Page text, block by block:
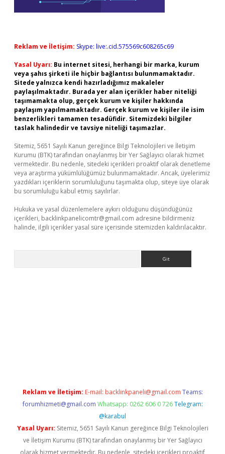
Reklam ve İletişim: Skype: live:.cid.575569c608265c69
Yasal Uyarı: Bu internet sitesi, herhangi bir marka, kurum
veya şahıs şirketi ile hiçbir bağlantısı bulunmamaktadır.
Sitede yalnızca kendi hazırladığımız makaleler
paylaşılmaktadır. Burada yer alan içerikler haber niteliği
taşımamakta olup, gerçek kurum ve kişiler hakkında
paylaşım yapılmamaktadır. Gerçek kurum ve kişiler ile isim
benzerlikleri tamamen tesadüfidir. Sitemizdeki bilgiler
taslak halindedir ve tavsiye niteliği taşımazlar.
Sitemiz, 5651 Sayılı Kanun gereğince Bilgi Teknolojileri ve İletişim
Kurumu (BTK) tarafından onaylanmış bir Yer Sağlayıcı olarak hizmet
vermektedir. Bu nedenle, sitedeki içerikleri proaktif olarak denetleme
veya araştırma yükümlülüğümüz bulunmamaktadır. Ancak, üyelerimiz
yazdıkları içeriklerin sorumluluğunu taşımakta olup, siteye üye olarak
bu sorumluluğu kabul etmiş sayılırlar.
Hukuka ve yasal düzenlemelere aykırı olduğunu düşündüğünüz
içerikleri, backlinkpanelicomtr@gmail.com adresine bildirmeniz
halinde, ilgili içerikler yasal süre içerisinde sitemizden kaldırılacaktır.
Reklam ve İletişim: E-mail: backlinkpaneli@gmail.com Teams:
forumhizmeti@gmail.com Whatsapp: 0262 606 0 726 Telegram:
@karabul
Yasal Uyarı: Sitemiz, 5651 Sayılı Kanun gereğince Bilgi Teknolojileri
ve İletişim Kurumu (BTK) tarafından onaylanmış bir Yer Sağlayıcı
olarak hizmet vermektedir. Bu nedenle, sitedeki içerikleri proaktif